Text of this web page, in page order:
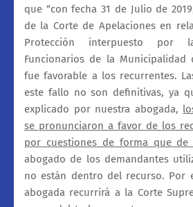
que “con fecha 31 de Julio de
de la Corte de Apelaciones en
Protección interpuesto por
Funcionarios de la Municipalidad
fue favorable a los recurrentes.
este fallo no son definitivas, ya
explicado por nuestra abogada,
se pronunciaron a favor de los
por cuestiones de forma que de
abogado de los demandantes
no están dentro del recurso. Por
abogada recurrirá a la Corte